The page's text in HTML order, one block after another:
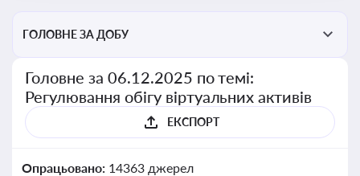
ГОЛОВНЕ ЗА ДОБУ
Головне за 06.12.2025 по темі:
Регулювання обігу віртуальних активів
ЕКСПОРТ
Опрацьовано: 14363 джерел